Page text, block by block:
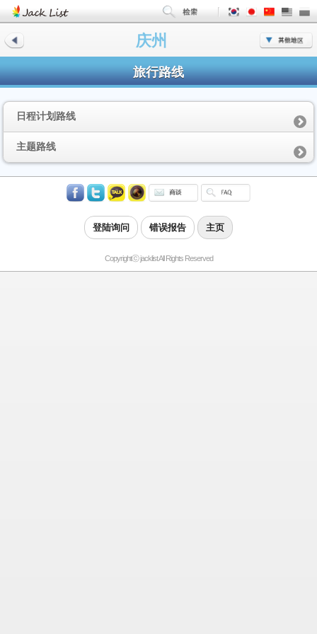
庆州
旅行路线
日程计划路线
主题路线
登陆询问 错误报告 主页
Copyrightⓒ jacklist All Rights Reserved